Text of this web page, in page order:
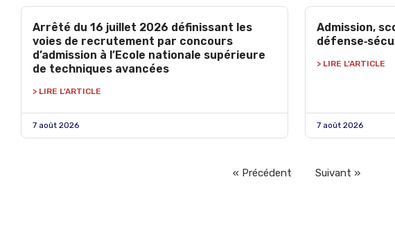
Arrêté du 16 juillet 2026 définissant les
voies de recrutement par concours
d’admission à l’Ecole nationale supérieure
de techniques avancées
> LIRE L'ARTICLE
7 août 2026
Admission,
> LIRE L'ARTICLE
7 août 2026
« Précédent Suivant »